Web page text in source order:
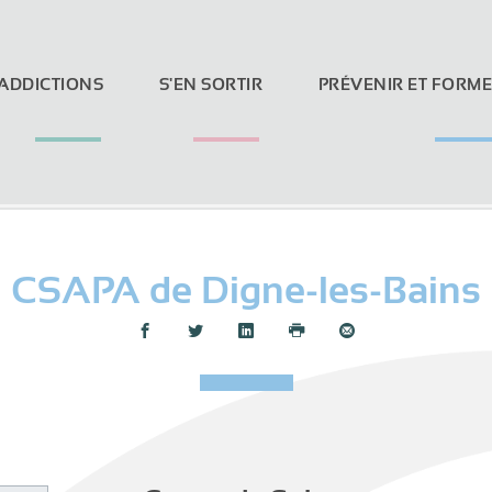
S'EN SORTIR PRÉVENIR ET
CSAPA de Digne-les-Bains
Partager :